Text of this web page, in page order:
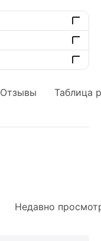
Отзывы Таблица
Недавно